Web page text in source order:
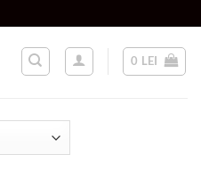
0 LEI